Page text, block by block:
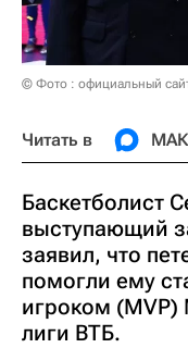
© Фото : официальный
Читать в
Баскетболист
выступающий
заявил, что
помогли ему
игроком (MVP)
лиги ВТБ.